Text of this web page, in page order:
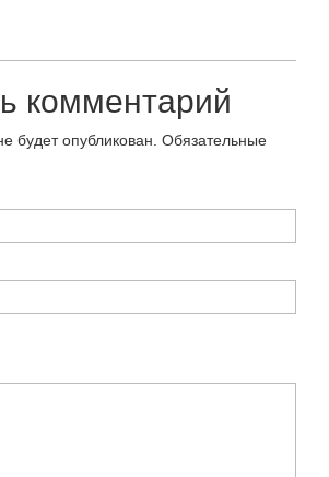
комментарий
будет опубликован. Обязательные